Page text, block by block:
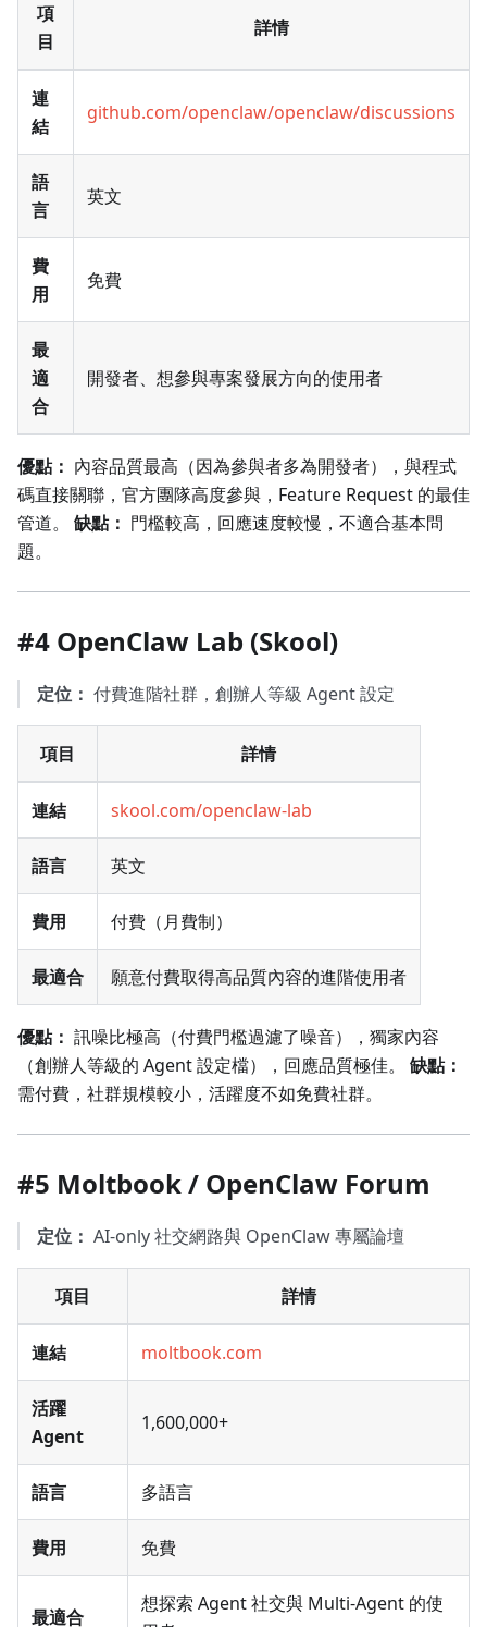
項
目
詳情
連
結
github.com/openclaw/openclaw/discussions
語
言
英文
費
用
免費
最
適
合
開發者、想參與專案發展方向的使用者
優點： 內容品質最高（因為參與者多為開發者），與程式
碼直接關聯，官方團隊高度參與，Feature Request 的最佳
管道。 缺點： 門檻較高，回應速度較慢，不適合基本問
題。
#4 OpenClaw Lab (Skool)
定位： 付費進階社群，創辦人等級 Agent 設定
項目 詳情
連結 skool.com/openclaw-lab
語言 英文
費用 付費（月費制）
最適合 願意付費取得高品質內容的進階使用者
優點： 訊噪比極高（付費門檻過濾了噪音），獨家內容
（創辦人等級的 Agent 設定檔），回應品質極佳。 缺點：
需付費，社群規模較小，活躍度不如免費社群。
#5 Moltbook / OpenClaw Forum
定位： AI-only 社交網路與 OpenClaw 專屬論壇
項目 詳情
連結 moltbook.com
活躍
Agent
1,600,000+
語言 多語言
費用 免費
最適合
想探索 Agent 社交與 Multi-Agent 的使